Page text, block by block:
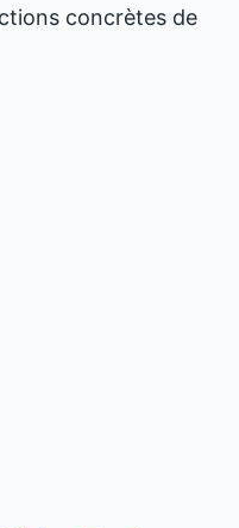
concrètes de